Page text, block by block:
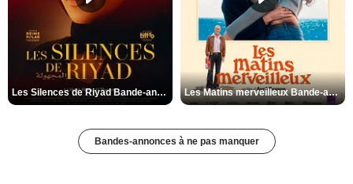
Les Silences de Riyad Bande-annonce VO STFR Les Matins merveilleux Bande-annonce VF
Bandes-annonces à ne pas manquer